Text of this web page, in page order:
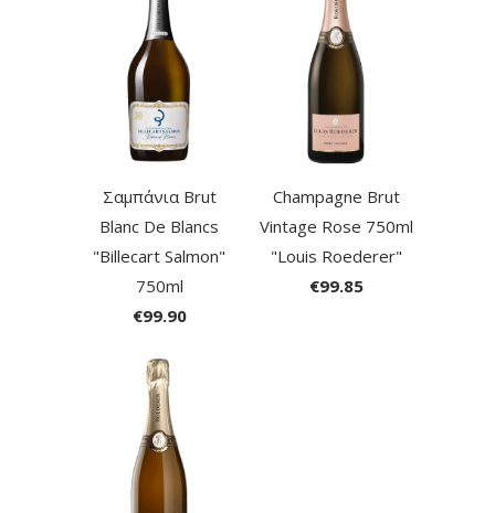
Σαμπάνια Brut
Blanc De Blancs
"Billecart Salmon"
750ml
€99.90
Champagne Brut
Vintage Rose 750ml
"Louis Roederer"
€99.85